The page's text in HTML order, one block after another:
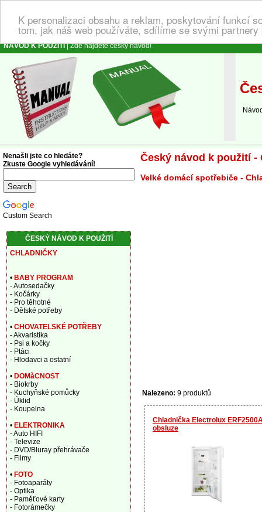
K personalizaci obsahu a reklam, poskytování funkcí
tom, jak náš web používáte, sdílíme se svými
NÁVOD K POUŽITÍ| Zde najdete český návod!
Český návod k použití
Velké domácí spotřebiče -
Nalezeno: 9 produktů
Chladnička Electrolux
obsluze
Nenašli jste co hledáte?
Zkuste Google vyhledávání!
Custom Search
ČESKÝ NÁVOD K POUŽITÍ
CHLADNIČKY
• BABY PROGRAM
- Autosedačky
- Kočárky
- Pro těhotné
- Dětské potřeby
• CHOVATELSKÉ POTŘEBY
- Akvaristika
- Psi a kočky
- Ptáci
- Hlodavci a ostatní
• DOMàCNOST
- Biokrby
- Kuchyňské pomůcky
- Úklid
- Koupelna
• ELEKTRONIKA
- Auto HIFI
- Televize
- DVD/Bluray přehrávače
- Filmy
• FOTO
- Fotoaparáty
- Optika
- Paměťové karty
- Fotorámečky